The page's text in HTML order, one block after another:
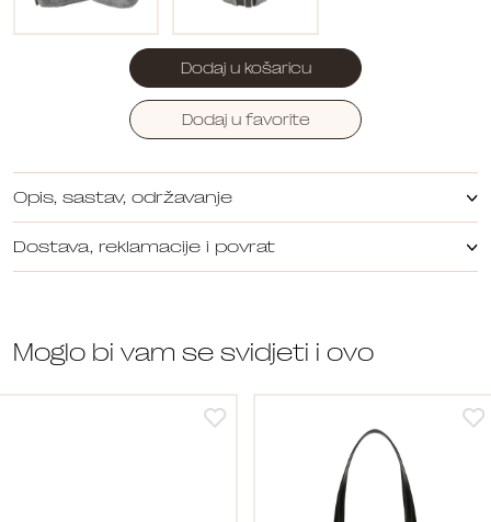
Dodaj u košaricu
Dodaj u favorite
Opis, sastav, održavanje
Dostava, reklamacije i povrat
Moglo bi vam se svidjeti i ovo